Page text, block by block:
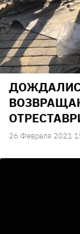
26 Февраля 2021